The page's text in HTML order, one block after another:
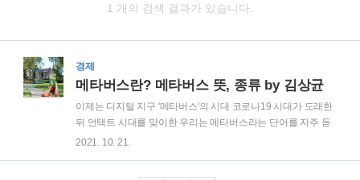
1 개의 검색 결과가 있습니다.
경제
메타버스란? 메타버스 뜻, 종류 by 김상균
이제는 디지털 지구 '메타버스'의 시대 코로나19 시대가 도래한
뒤 언택트 시대를 맞이한 우리는 메타버스라는 단어를 자주 듣
게 되었습니다. 버스의 종류처럼 들리기도 하고, 게임 용어 같기
2021. 10. 21.